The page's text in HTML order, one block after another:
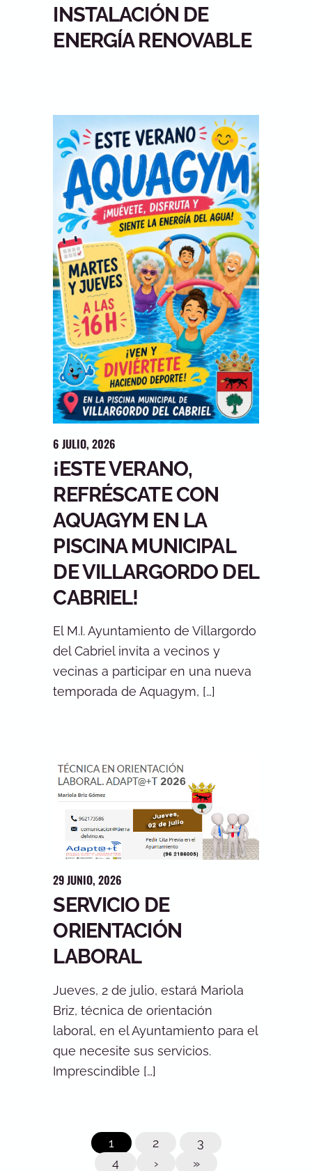
INSTALACIÓN DE
ENERGÍA RENOVABLE
6 JULIO,2026
¡ESTE VERANO,
REFRÉSCATE CON
AQUAGYM EN LA
PISCINA MUNICIPAL
DE VILLARGORDO DEL
CABRIEL!
El M.I. Ayuntamiento de Villargordo
del Cabriel invita a vecinos y
vecinas a participar en una nueva
temporada de Aquagym, […]
29JUNIO,2026
SERVICIO DE
ORIENTACIÓN
LABORAL
Jueves, 2 de julio, estará Mariola
Briz, técnica de orientación
laboral, en el Ayuntamiento para el
que necesite sus servicios.
Imprescindible […]
1 2
3
4
› »